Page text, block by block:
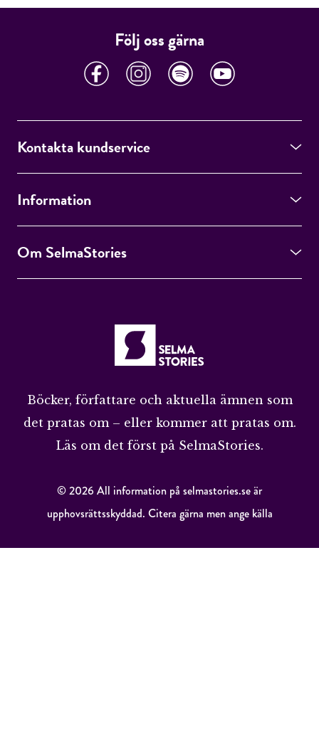
Följ oss gärna
Kontakta kundservice
Information
Om SelmaStories
Böcker, författare och aktuella ämnen som
det pratas om – eller kommer att pratas om.
Läs om det först på SelmaStories.
© 2026 All information på selmastories.se är
upphovsrättsskyddad. Citera gärna men ange källa